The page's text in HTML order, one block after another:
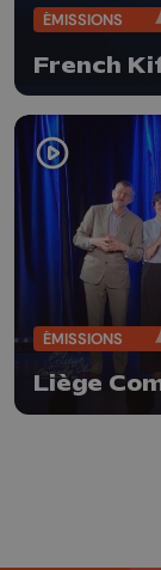
ÉMISSIONS
French
ÉMISSIONS
Liège